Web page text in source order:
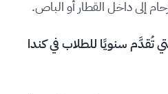
إلى داخل القطار أو الباص.
تُقدَّم سنويًا للطلاب في كندا